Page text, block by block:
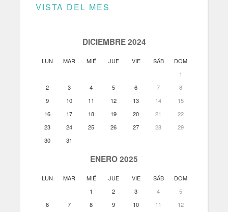
VISTA DEL MES
DICIEMBRE 2024
LUN MAR MIÉ JUE VIE SÁB
DOM
1
2
3 4 5 6 7
8
9
10 11 12 13 14
15
16
17 18 19 20 21
22
23
24 25 26 27 28
29
30
31
ENERO 2025
LUN MAR MIÉ JUE VIE SÁB
DOM
1
2 3 4
5
6
7 8 9 10 11
12